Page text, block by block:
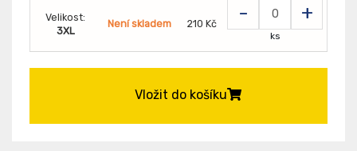
Velikost:
3XL
Není skladem 210 Kč - +
ks
Vložit do košíku